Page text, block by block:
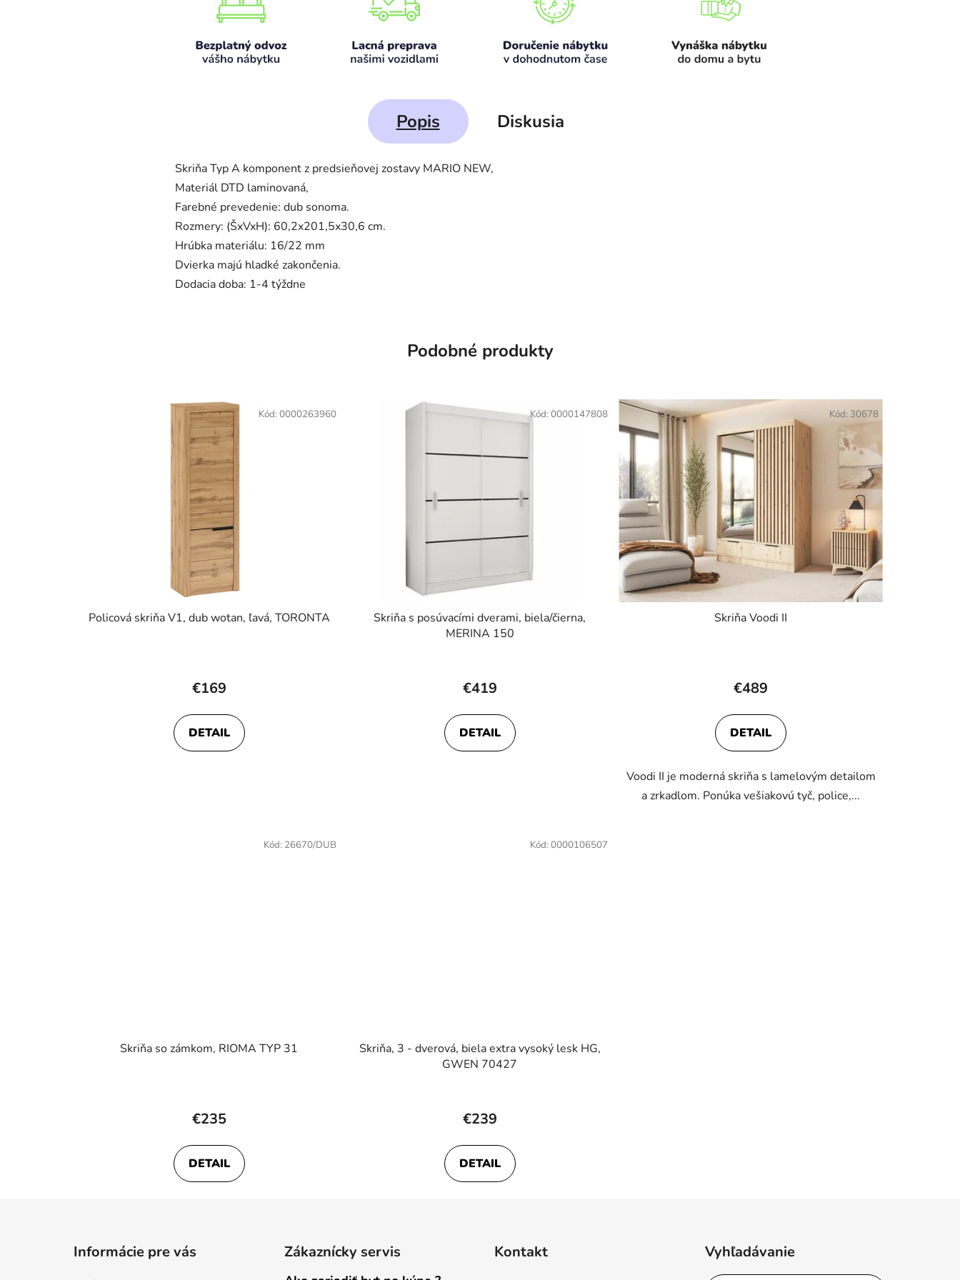
Popis Diskusia
Skriňa Typ A komponent z predsieňovej zostavy MARIO NEW,
Materiál DTD laminovaná,
Farebné prevedenie: dub sonoma.
Rozmery: (ŠxVxH): 60,2x201,5x30,6 cm.
Hrúbka materiálu: 16/22 mm
Dvierka majú hladké zakončenia.
Dodacia doba: 1-4 týždne
Podobné produkty
Policová skriňa V1, dub wotan, ľavá, TORONTA
€169
DETAIL
Kód:0000263960
Skriňa s posúvacími dverami, biela/čierna,
MERINA 150
€419
DETAIL
Kód: 0000147808
Skriňa Voodi II
€489
DETAIL
Voodi II je moderná skriňa s lamelovým detailom
a zrkadlom. Ponúka vešiakovú tyč, police,...
Kód: 30678
Skriňa so zámkom, RIOMA TYP 31
€235
DETAIL
Kód: 26670/DUB
Skriňa, 3 - dverová, biela extra vysoký lesk HG,
GWEN 70427
€239
DETAIL
Kód: 0000106507
Informácie pre vás Zákaznícky servis Kontakt Vyhľadávanie